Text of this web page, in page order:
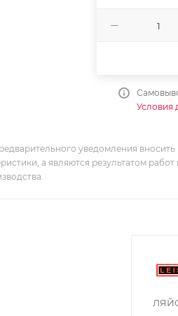
Условия
уведомления
а являются результатом